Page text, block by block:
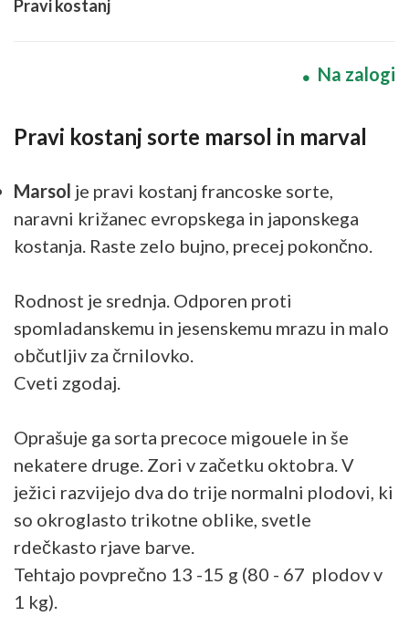
Pravi kostanj
Na zalogi
Pravi kostanj sorte marsol in marval
Marsol je pravi kostanj francoske sorte,
naravni križanec evropskega in japonskega
kostanja. Raste zelo bujno, precej pokončno.
Rodnost je srednja. Odporen proti
spomladanskemu in jesenskemu mrazu in malo
občutljiv za črnilovko.
Cveti zgodaj.
Oprašuje ga sorta precoce migouele in še
nekatere druge. Zori v začetku oktobra. V
ježici razvijejo dva do trije normalni plodovi, ki
so okroglasto trikotne oblike, svetle
rdečkasto rjave barve.
Tehtajo povprečno 13 -15 g (80 - 67 plodov v
1 kg).